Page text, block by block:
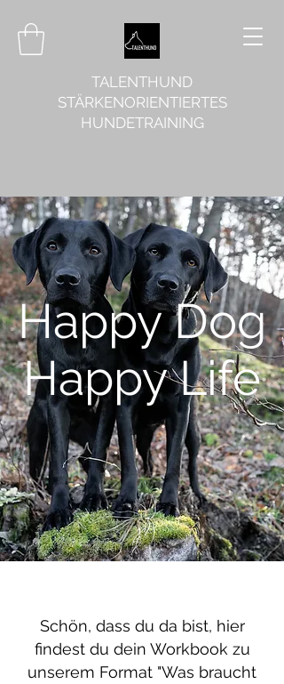
TALENTHUND
STÄRKENORIENTIERTES
HUNDETRAINING
Happy Dog
Happy Life
Schön, dass du da bist, hier
findest du dein Workbook zu
unserem Format "Was braucht